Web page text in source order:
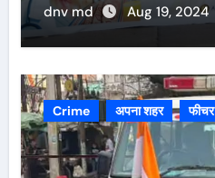
dnv md Aug 19, 2024
Crime अपना शहर फीचर